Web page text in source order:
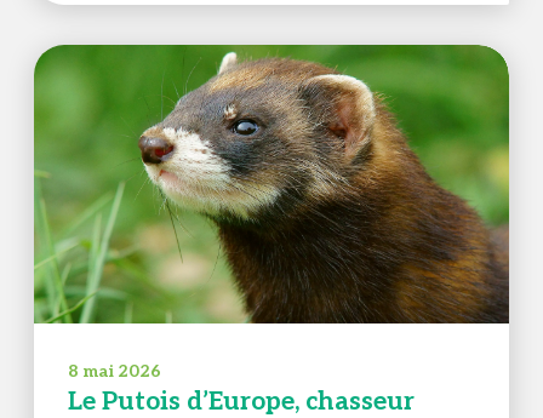
8 mai 2026
Le Putois d’Europe, chasseur